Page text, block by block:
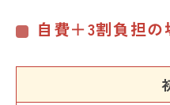
自費＋3割負担の